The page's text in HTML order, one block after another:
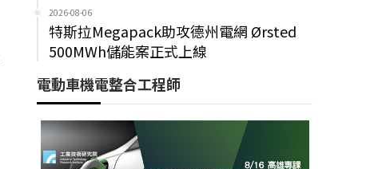
2026-08-06
特斯拉Megapack助攻德州電網 Ørsted
500MWh儲能案正式上線
電動車機電整合工程師